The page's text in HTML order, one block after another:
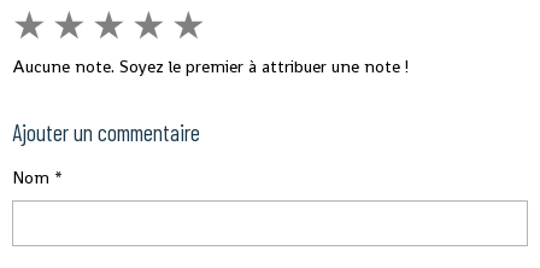
★ ★ ★ ★ ★
Aucune note. Soyez le premier à attribuer une note !
Ajouter un commentaire
Nom